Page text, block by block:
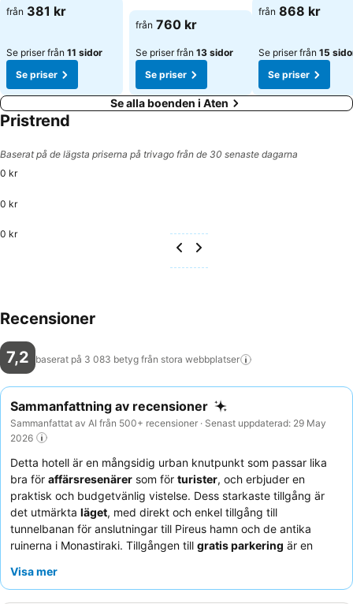
från 381 kr
Se priser från 11 sidor
Se priser
från 760 kr
Se priser från 13 sidor
Se priser
från 868 kr
Se priser från 15
Se priser
Se alla boenden i Aten
Pristrend
Baserat på de lägsta priserna på trivago från de 30 senaste dagarna
0 kr
0 kr
0 kr
Recensioner
7,2 baserat på 3 083 betyg från stora webbplatser
Sammanfattning av recensioner
Sammanfattat av AI från 500+ recensioner · Senast uppdaterad: 29 May
2026
Detta hotell är en mångsidig urban knutpunkt som passar lika
bra för affärsresenärer som för turister, och erbjuder en
praktisk och budgetvänlig vistelse. Dess starkaste tillgång är
det utmärkta läget, med direkt och enkel tillgång till
tunnelbanan för anslutningar till Pireus hamn och de antika
ruinerna i Monastiraki. Tillgången till gratis parkering är en
berömmer konsekvent
Visa mer